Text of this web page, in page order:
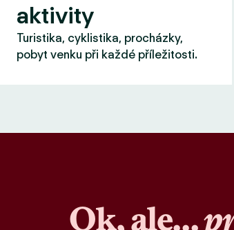
aktivity
Turistika, cyklistika, procházky,
pobyt venku při každé příležitosti.
Ok, ale…